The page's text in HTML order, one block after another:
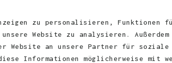
zu personalisieren, Funktionen
Website zu analysieren. Außerdem
Website an unsere Partner für soziale
Informationen möglicherweise mit